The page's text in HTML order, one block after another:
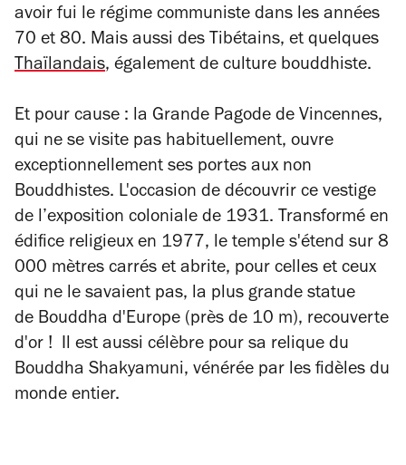
avoir fui le régime communiste dans les années
70 et 80. Mais aussi des Tibétains, et quelques
Thaïlandais, également de culture bouddhiste.
Et pour cause : la Grande Pagode de Vincennes,
qui ne se visite pas habituellement, ouvre
exceptionnellement ses portes aux non
Bouddhistes. L'occasion de découvrir ce vestige
de l’exposition coloniale de 1931. Transformé en
édifice religieux en 1977, le temple s'étend sur 8
000 mètres carrés et abrite, pour celles et ceux
qui ne le savaient pas, la plus grande statue
de Bouddha d'Europe (près de 10 m), recouverte
d'or ! Il est aussi célèbre pour sa relique du
Bouddha Shakyamuni, vénérée par les fidèles du
monde entier.